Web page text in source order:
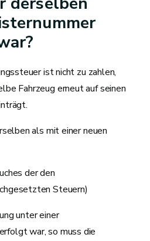
ist nicht zu zahlen,
Fahrzeug erneut auf seinen
als mit einer neuen
der den
Steuern)
unter einer
war, so muss die